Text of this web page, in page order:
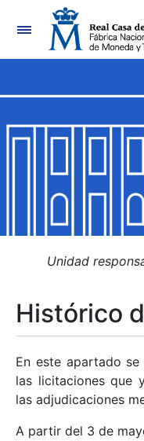
Mostrar/Ocultar
Mostrar/Ocultar
Mostrar/Ocultar
Mostrar/Ocultar
Mostrar/Ocultar
Unidad
Histórico
En este apartado
las licitaciones que
las adjudicaciones
A partir del 3 de